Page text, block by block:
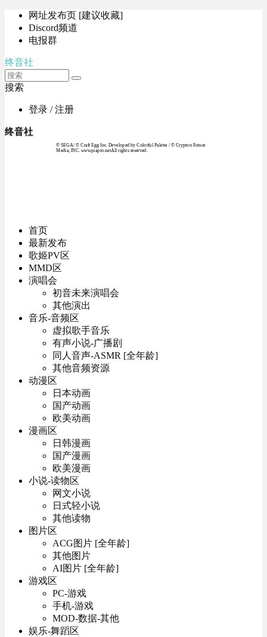
网址发布页 [建议收藏]
Discord频道
电报群
终音社
搜索
登录 / 注册
终音社
© SEGA / © Craft Egg Inc. Developed by Colorful Palette / © Crypton Future
Media, INC. www.piapro.netAll rights reserved.
首页
最新发布
歌姬PV区
MMD区
演唱会
初音未来演唱会
其他演出
音乐-音频区
虚拟歌手音乐
有声小说-广播剧
同人音声-ASMR [全年龄]
其他音频资源
动漫区
日本动画
国产动画
欧美动画
漫画区
日韩漫画
国产漫画
欧美漫画
小说-读物区
网文小说
日式轻小说
其他读物
图片区
ACG图片 [全年龄]
其他图片
AI图片 [全年龄]
游戏区
PC-游戏
手机-游戏
MOD-数据-其他
娱乐-舞蹈区